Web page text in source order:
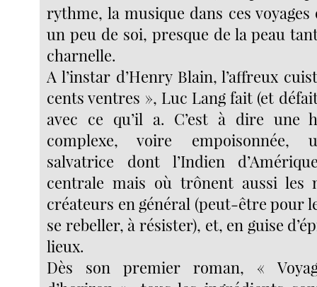
rythme, la musique dans ces voyages
un peu de soi, presque de la peau
charnelle.
A l’instar d’Henry Blain, l’affreux
cents ventres », Luc Lang fait (et
avec ce qu’il a. C’est à dire une
complexe, voire empoisonnée,
salvatrice dont l’Indien
centrale mais où trônent aussi les
créateurs en général (peut-être pour
se rebeller, à résister), et, en guise
lieux.
Dès son premier roman, «